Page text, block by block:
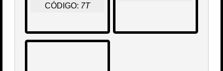
CÓDIGO: 7T